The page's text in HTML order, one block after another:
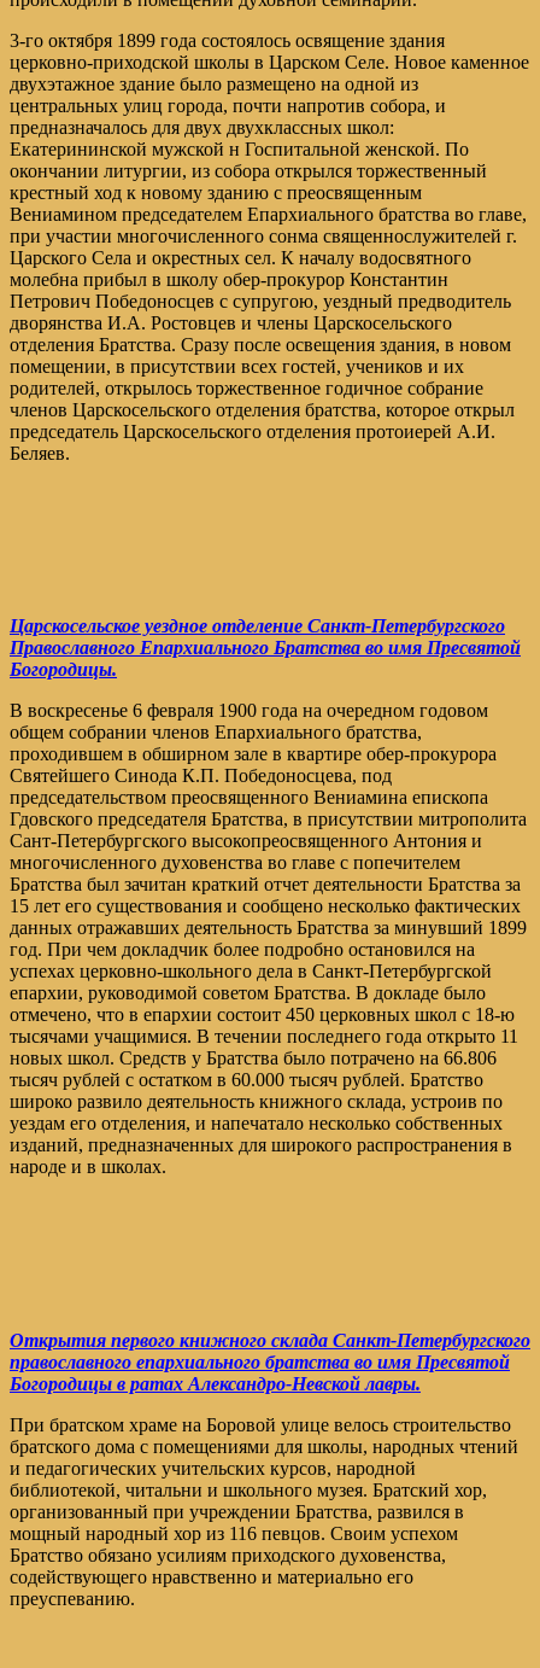
3-го октября 1899 года состоялось освящение здания
церковно-приходской школы в Царском Селе. Новое каменное
двухэтажное здание было размещено на одной из
центральных улиц города, почти напротив собора, и
предназначалось для двух двухклассных школ:
Екатерининской мужской н Госпитальной женской. По
окончании литургии, из собора открылся торжественный
крестный ход к новому зданию с преосвященным
Вениамином председателем Епархиального братства во главе,
при участии многочисленного сонма священнослужителей г.
Царского Села и окрестных сел. К началу водосвятного
молебна прибыл в школу обер-прокурор Константин
Петрович Победоносцев с супругою, уездный предводитель
дворянства И.А. Ростовцев и члены Царскосельского
отделения Братства. Сразу после освещения здания, в новом
помещении, в присутствии всех гостей, учеников и их
родителей, открылось торжественное годичное собрание
членов Царскосельского отделения братства, которое открыл
председатель Царскосельского отделения протоиерей А.И.
Беляев.
Царскосельское уездное отделение Санкт-Петербургского
Православного Епархиального Братства во имя Пресвятой
Богородицы.
В воскресенье 6 февраля 1900 года на очередном годовом
общем собрании членов Епархиального братства,
проходившем в обширном зале в квартире обер-прокурора
Святейшего Синода К.П. Победоносцева, под
председательством преосвященного Вениамина епископа
Гдовского председателя Братства, в присутствии митрополита
Сант-Петербургского высокопреосвященного Антония и
многочисленного духовенства во главе с попечителем
Братства был зачитан краткий отчет деятельности Братства за
15 лет его существования и сообщено несколько фактических
данных отражавших деятельность Братства за минувший 1899
год. При чем докладчик более подробно остановился на
успехах церковно-школьного дела в Санкт-Петербургской
епархии, руководимой советом Братства. В докладе было
отмечено, что в епархии состоит 450 церковных школ с 18-ю
тысячами учащимися. В течении последнего года открыто 11
новых школ. Средств у Братства было потрачено на 66.806
тысяч рублей с остатком в 60.000 тысяч рублей. Братство
широко развило деятельность книжного склада, устроив по
уездам его отделения, и напечатало несколько собственных
изданий, предназначенных для широкого распространения в
народе и в школах.
Открытия первого книжного склада Санкт-Петербургского
православного епархиального братства во имя Пресвятой
Богородицы в ратах Александро-Невской лавры.
При братском храме на Боровой улице велось строительство
братского дома с помещениями для школы, народных чтений
и педагогических учительских курсов, народной
библиотекой, читальни и школьного музея. Братский хор,
организованный при учреждении Братства, развился в
мощный народный хор из 116 певцов. Своим успехом
Братство обязано усилиям приходского духовенства,
содействующего нравственно и материально его
преуспеванию.